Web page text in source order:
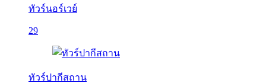
ทัวร์นอร์เวย์
29
ทัวร์ปากีสถาน